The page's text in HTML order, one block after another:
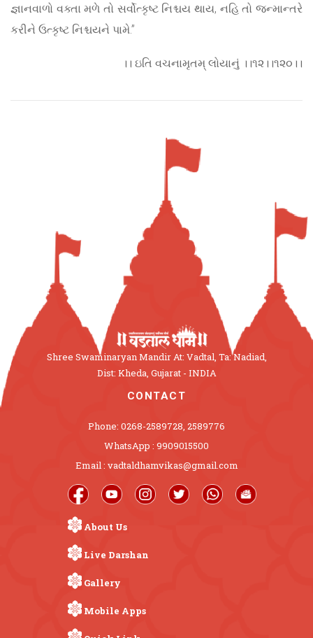
જ્ઞાનવાળો વક્તા મળે તો સર્વોત્કૃષ્ટ નિશ્ચય થાય, નહિ તો જન્માન્તરે
કરીને ઉત્કૃષ્ટ નિશ્ચયને પામે.”
।। ઇતિ વચનામૃતમ્ લોયાનું ।।૧૨।।૧૨૦।।
Shree Swaminaryan Mandir At: Vadtal, Ta: Nadiad,
Dist: Kheda, Gujarat - INDIA
CONTACT
Phone: 0268-2589728, 2589776
WhatsApp : 9909015500
Email : vadtaldhamvikas@gmail.com
About Us
Live Darshan
Gallery
Mobile Apps